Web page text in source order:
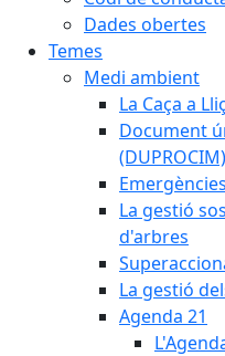
Dades obertes
Temes
Medi ambient
La Caça a
Document
(DUPROCIM)
Emergències
La gestió
d'arbres
La gestió
Agenda 21